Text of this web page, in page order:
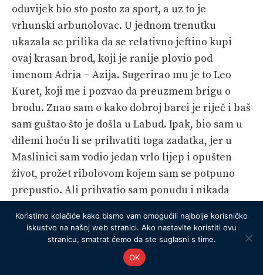
oduvijek bio sto posto za sport, a uz to je
vrhunski arbunolovac. U jednom trenutku
ukazala se prilika da se relativno jeftino kupi
ovaj krasan brod, koji je ranije plovio pod
imenom Adria − Azija. Sugerirao mu je to Leo
Kuret, koji me i pozvao da preuzmem brigu o
brodu. Znao sam o kako dobroj barci je riječ i baš
sam guštao što je došla u Labud. Ipak, bio sam u
dilemi hoću li se prihvatiti toga zadatka, jer u
Maslinici sam vodio jedan vrlo lijep i opušten
život, prožet ribolovom kojem sam se potpuno
prepustio. Ali prihvatio sam ponudu i nikada
Na Barba Branku ste, prilično netipično, godinama
jedrili sa ženskom posadom i postizali vrlo dobre
Koristimo kolačiće kako bismo vam omogućili najbolje korisničko
iskustvo na našoj web stranici. Ako nastavite koristiti ovu
stranicu, smatrat ćemo da ste suglasni s time.
OK